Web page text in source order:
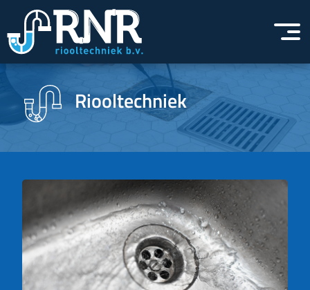
Riooltechniek